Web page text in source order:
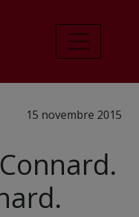
15 novembre 2015